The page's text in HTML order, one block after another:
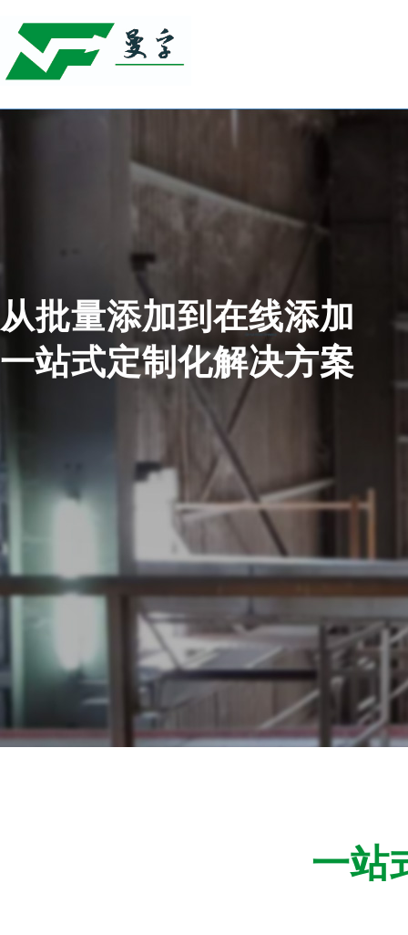
从批量添加到在线添加
一站式定制化解决方案
一站